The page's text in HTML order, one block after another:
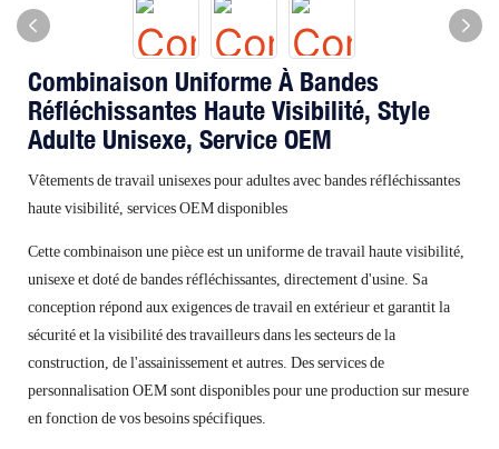
Combinaison Uniforme À Bandes
Réfléchissantes Haute Visibilité, Style
Adulte Unisexe, Service OEM
Vêtements de travail unisexes pour adultes avec bandes réfléchissantes
haute visibilité, services OEM disponibles
Cette combinaison une pièce est un uniforme de travail haute visibilité,
unisexe et doté de bandes réfléchissantes, directement d'usine. Sa
conception répond aux exigences de travail en extérieur et garantit la
sécurité et la visibilité des travailleurs dans les secteurs de la
construction, de l'assainissement et autres. Des services de
personnalisation OEM sont disponibles pour une production sur mesure
en fonction de vos besoins spécifiques.